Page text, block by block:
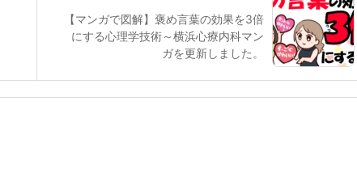
【マンガで図解】褒め言葉の効果を3倍
にする心理学技術～横浜心療内科マン
ガを更新しました。